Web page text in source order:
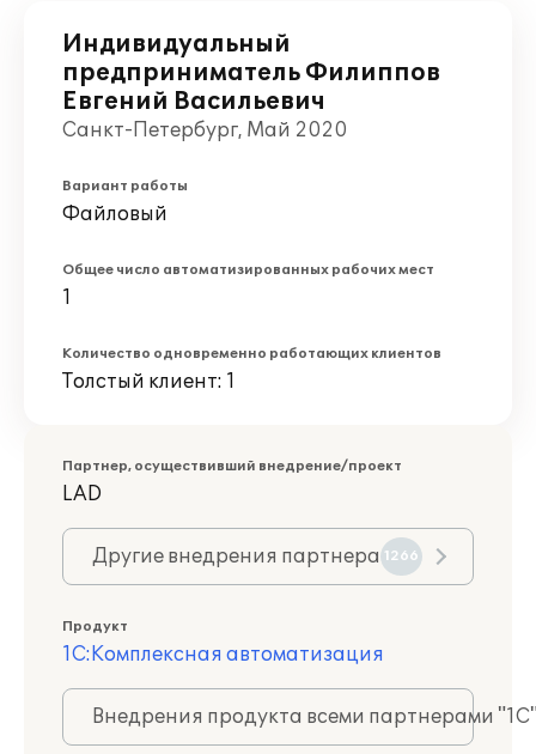
Индивидуальный
предприниматель Филиппов
Евгений Васильевич
Санкт-Петербург, Май 2020
Вариант работы
Файловый
Общее число автоматизированных рабочих мест
1
Количество одновременно работающих клиентов
Толстый клиент: 1
Партнер, осуществивший внедрение/проект
LAD
Другие внедрения партнера 1266
Продукт
1С:Комплексная автоматизация
Внедрения продукта всеми партнерами